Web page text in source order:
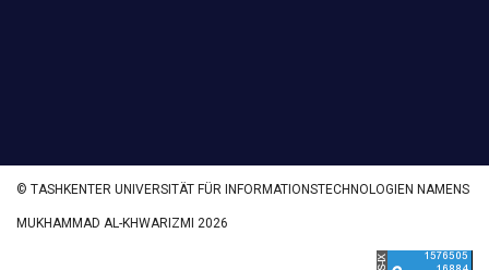
© TASHKENTER UNIVERSITÄT FÜR INFORMATIONSTECHNOLOGIEN NAMENS
MUKHAMMAD AL-KHWARIZMI 2026